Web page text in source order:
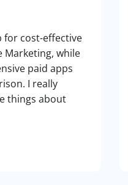
for cost-effective
Marketing, while
paid apps
I really
things about